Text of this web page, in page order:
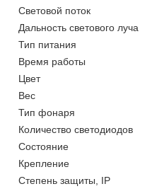
Световой поток
Дальность светового луча
Тип питания
Время работы
Цвет
Вес
Тип фонаря
Количество светодиодов
Состояние
Крепление
Степень защиты, IP